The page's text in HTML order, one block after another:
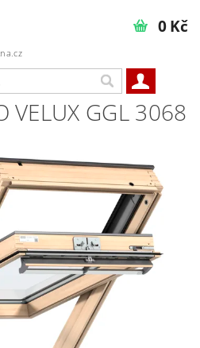
0 Kč
VELUX GGL 3068